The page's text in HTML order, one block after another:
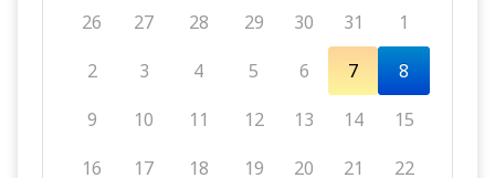
26
27 28 29 30 31
1
2
3 4 5 6 7
8
9
10 11 12 13 14
15
16
17 18 19 20 21
22